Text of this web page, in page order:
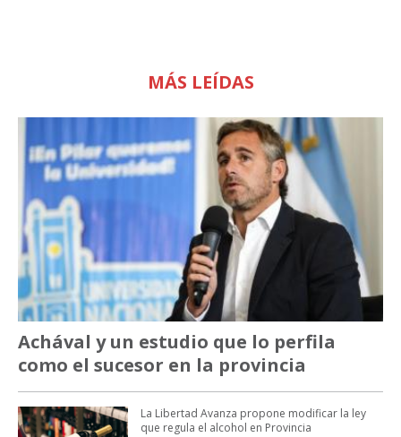
MÁS LEÍDAS
Achával y un estudio que lo perfila
como el sucesor en la provincia
La Libertad Avanza propone modificar la ley
que regula el alcohol en Provincia